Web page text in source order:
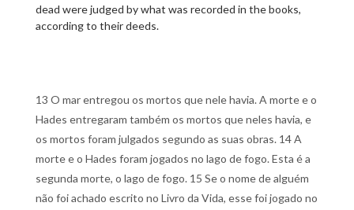
dead were judged by what was recorded in the books,
according to their deeds.
13 O mar entregou os mortos que nele havia. A morte e o
Hades entregaram também os mortos que neles havia, e
os mortos foram julgados segundo as suas obras. 14 A
morte e o Hades foram jogados no lago de fogo. Esta é a
segunda morte, o lago de fogo. 15 Se o nome de alguém
não foi achado escrito no Livro da Vida, esse foi jogado no